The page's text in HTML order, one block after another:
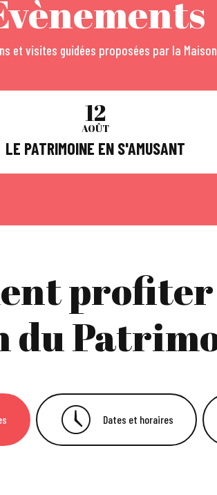
et visites guidées proposées par la
12
AOÛT
LE PATRIMOINE EN S'AMUSANT
profiter
du
Dates et horaires